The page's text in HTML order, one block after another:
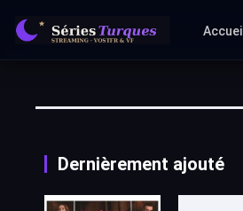
Accueil
Dernièrement ajouté